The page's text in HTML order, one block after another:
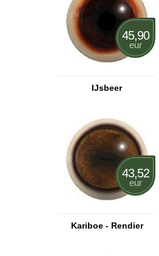
IJsbeer
45,90
eur
Kariboe - Rendier
43,52
eur